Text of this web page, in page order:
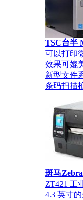
TSC台半
可以打印
效果可媲
新型文件
条码扫描
斑马
ZT421 工
4.3 英寸